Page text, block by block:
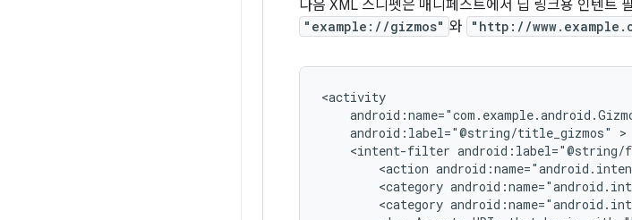
다음 XML 스니펫은 매니페스트에서 딥 링크용 인텐트
"example://gizmos" 와 "http://
android:label="@string/title_gizmos"
<intent-filter
<action
<category
<category